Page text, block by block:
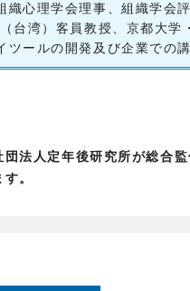
織心理学会理事、組織学会
台湾）客員教授、京都大
ツールの開発及び企業での
法人定年後研究所が総合
。